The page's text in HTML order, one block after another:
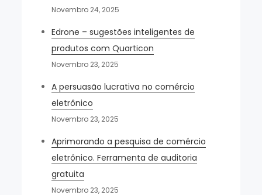
Novembro 24, 2025
Edrone – sugestões inteligentes de
produtos com Quarticon
Novembro 23, 2025
A persuasão lucrativa no comércio
eletrônico
Novembro 23, 2025
Aprimorando a pesquisa de comércio
eletrônico. Ferramenta de auditoria
gratuita
Novembro 23, 2025